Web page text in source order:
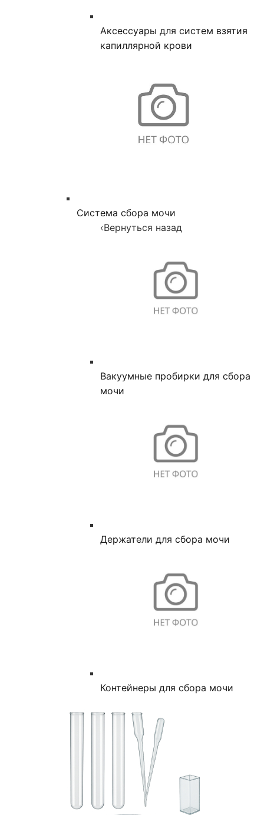
Аксессуары для систем взятия
капиллярной крови
Система сбора мочи
‹Вернуться назад
Вакуумные пробирки для сбора
мочи
Держатели для сбора мочи
Контейнеры для сбора мочи